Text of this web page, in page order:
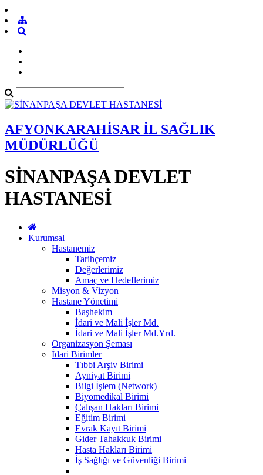
AFYONKARAHİSAR İL SAĞLIK
MÜDÜRLÜĞÜ
SİNANPAŞA DEVLET
HASTANESİ
Kurumsal
Hastanemiz
Tarihçemiz
Değerlerimiz
Amaç ve Hedeflerimiz
Misyon & Vizyon
Hastane Yönetimi
Başhekim
İdari ve Mali İşler Md.
İdari ve Mali İşler Md.Yrd.
Organizasyon Şeması
İdari Birimler
Tıbbi Arşiv Birimi
Ayniyat Birimi
Bilgi İşlem (Network)
Biyomedikal Birimi
Çalışan Hakları Birimi
Eğitim Birimi
Evrak Kayıt Birimi
Gider Tahakkuk Birimi
Hasta Hakları Birimi
İş Sağlığı ve Güvenliği Birimi